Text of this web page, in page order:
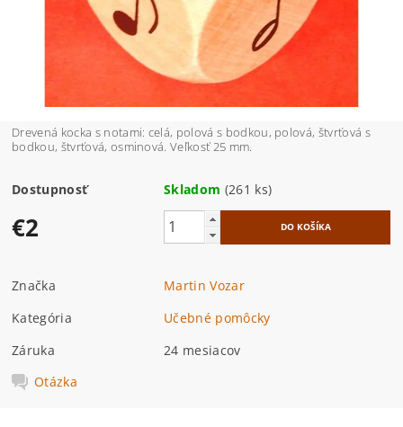
Drevená kocka s notami: celá, polová s bodkou, polová, štvrťová s
bodkou, štvrťová, osminová. Veľkosť 25 mm.
Dostupnosť Skladom (261 ks)
€2
Značka
Martin Vozar
Kategória
Učebné pomôcky
Záruka
24 mesiacov
Otázka